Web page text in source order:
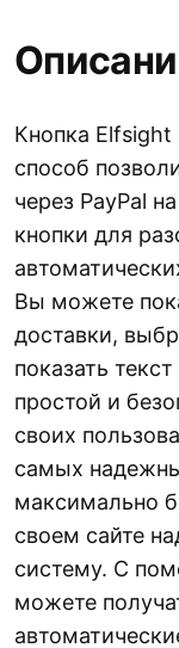
Кнопка Elfsight
способ
через PayPal
кнопки для
Вы можете
доставки,
показать
простой и
своих
самых
максимально
своем сайте
систему. С
можете